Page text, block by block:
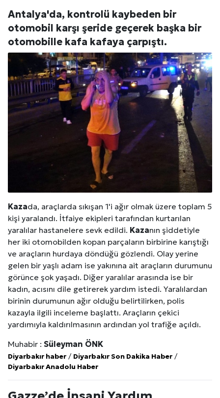
Antalya'da, kontrolü kaybeden bir
otomobil karşı şeride geçerek başka bir
otomobille kafa kafaya çarpıştı.
Kazada, araçlarda sıkışan 1'i ağır olmak üzere toplam 5
kişi yaralandı. İtfaiye ekipleri tarafından kurtarılan
yaralılar hastanelere sevk edildi. Kazanın şiddetiyle
her iki otomobilden kopan parçaların birbirine karıştığı
ve araçların hurdaya döndüğü gözlendi. Olay yerine
gelen bir yaşlı adam ise yakınına ait araçların durumunu
görünce şok yaşadı. Diğer yaralılar arasında ise bir
kadın, acısını dile getirerek yardım istedi. Yaralılardan
birinin durumunun ağır olduğu belirtilirken, polis
kazayla ilgili inceleme başlattı. Araçların çekici
yardımıyla kaldırılmasının ardından yol trafiğe açıldı.
Muhabir : Süleyman ÖNK
Diyarbakır haber / Diyarbakır Son Dakika Haber /
Diyarbakır Anadolu Haber